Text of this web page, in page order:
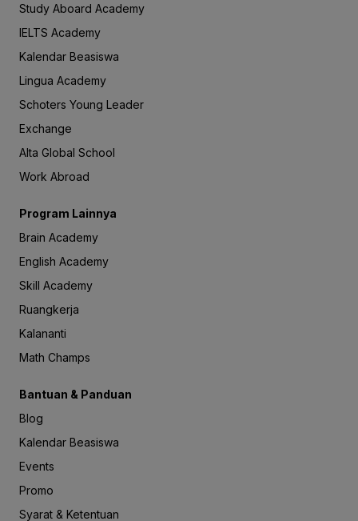
Study Aboard Academy
IELTS Academy
Kalendar Beasiswa
Lingua Academy
Schoters Young Leader
Exchange
Alta Global School
Work Abroad
Program Lainnya
Brain Academy
English Academy
Skill Academy
Ruangkerja
Kalananti
Math Champs
Bantuan & Panduan
Blog
Kalendar Beasiswa
Events
Promo
Syarat & Ketentuan